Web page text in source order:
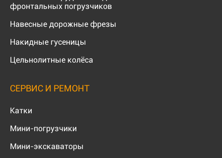
фронтальных погрузчиков
Навесные дорожные фрезы
Накидные гусеницы
Цельнолитные колёса
СЕРВИС И РЕМОНТ
Катки
Мини-погрузчики
Мини-экскаваторы